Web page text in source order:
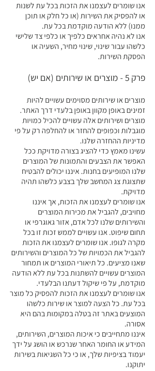
אנו שומרים לעצמנו את הזכות בכל עת לשנות
או להפסיק את השירות (או כל חלק או תוכן
ממנו) ללא הודעה מוקדמת בכל עת.
אנו לא נהיה אחראים כלפיך או כלפי צד שלישי
כלשהו עבור שינוי, שינוי מחיר, השעיה או
הפסקת השירות.
פרק 5 - מוצרים או שירותים (אם יש)
מוצרים או שירותים מסוימים עשויים להיות
זמינים באופן מקוון באופן בלעדי דרך האתר.
מוצרים ושירותים אלה עשויים להכיל כמויות
מוגבלות וכפופים להחזר או להחלפה רק על פי
מדיניות ההחזרה שלנו.
עשינו מאמץ כדי להציג בצורה מדויקת ככל
האפשר את הצבעים והתמונות של המוצרים
שלנו המופיעים בחנות. איננו יכולים להבטיח
שתצוגת צג המחשב שלך בצבע כלשהו תהיה
מדויקת.
אנו שומרים לעצמנו את הזכות, אך איננו
מחויבים, להגביל את מכירות המוצרים
והשירותים שלנו לכל אדם, אזור גאוגרפי או
תחום שיפוט. אנו עשויים לממש זכות זו בכל
מקרה לגופו. אנו שומרים לעצמנו את הזכות
להגביל את הכמויות של כל המוצרים והשירותים
שאנו מציעים. כל תיאורי המוצרים או תמחור
המוצרים עשויים להשתנות בכל עת ללא הודעה
מוקדמת, על פי שיקול דעתנו הבלעדי.
אנו שומרים לעצמנו את הזכות להפסיק כל מוצר
בכל עת. כל הצעה למוצר או שירות כלשהו
המוצעים באתר זה בטלה במקומות בהם היא
אסורה.
איננו מתחייבים כי איכות המוצרים, השירותים,
המידע או החומר האחר שנרכש או הושג על ידך
יעמוד בציפיות שלך, או כי כל השגיאות בשירות
יתוקנו.